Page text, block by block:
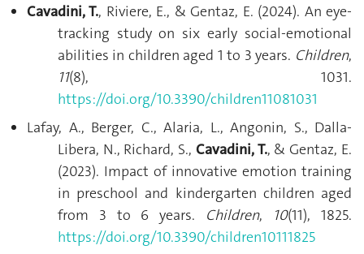
Cavadini, T., Riviere, E., & Gentaz, E. (2024). An eye-
tracking study on six early social-emotional
abilities in children aged 1 to 3 years. Children,
11(8), 1031.
https://doi.org/10.3390/children11081031
Lafay, A., Berger, C., Alaria, L., Angonin, S., Dalla-
Libera, N., Richard, S., Cavadini, T., & Gentaz, E.
(2023). Impact of innovative emotion training
in preschool and kindergarten children aged
from 3 to 6 years. Children, 10(11), 1825.
https://doi.org/10.3390/children10111825